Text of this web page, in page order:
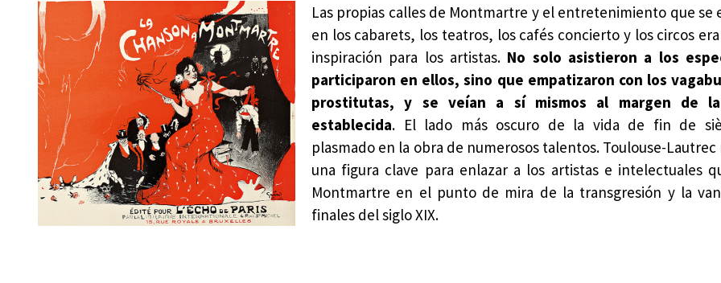
Las propias calles de Montmartre y el entretenimiento que se
en los cabarets, los teatros, los cafés concierto y los circos
inspiración para los artistas. No solo asistieron a los
participaron en ellos, sino que empatizaron con los
prostitutas, y se veían a sí mismos al margen de la
establecida. El lado más oscuro de la vida de fin de
plasmado en la obra de numerosos talentos. Toulouse-
una figura clave para enlazar a los artistas e intelectuales
Montmartre en el punto de mira de la transgresión y la
finales del siglo XIX.